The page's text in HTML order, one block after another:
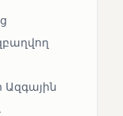
Ազգային